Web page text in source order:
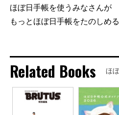
ほぼ日手帳を使うみなさんが
もっとほぼ日手帳をたのしめ
Related Books ほ